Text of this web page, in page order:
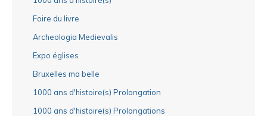
Foire du livre
Archeologia Medievalis
Expo églises
Bruxelles ma belle
1000 ans d'histoire(s) Prolongation
1000 ans d'histoire(s) Prolongations